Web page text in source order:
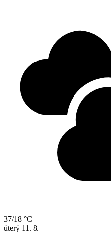
37/18 °C
úterý 11. 8.